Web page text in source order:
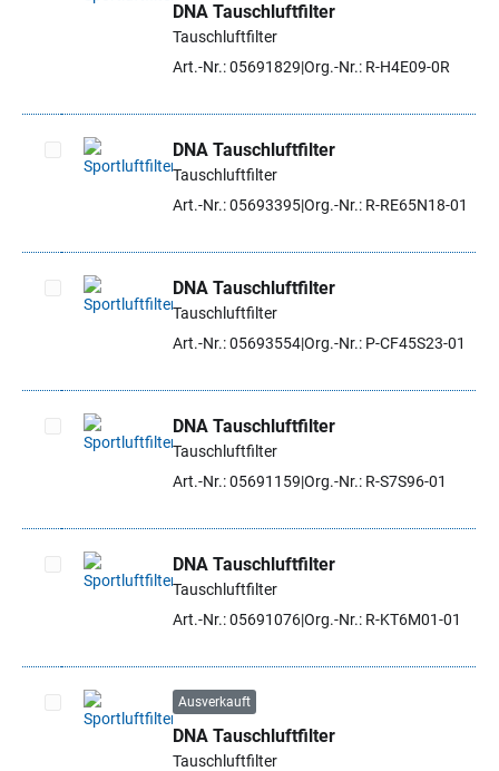
Artikel auswählen
DNA Tauschluftfilter
Tauschluftfilter
Art.-Nr.: 05691829 Org.-Nr.: R-H4E09-0R
Artikel auswählen
DNA Tauschluftfilter
Tauschluftfilter
Art.-Nr.: 05693395Org.-Nr.: R-RE65N18-01
Artikel auswählen
DNA Tauschluftfilter
Tauschluftfilter
Art.-Nr.: 05693554Org.-Nr.: P-CF45S23-01
Artikel auswählen
DNA Tauschluftfilter
Tauschluftfilter
Art.-Nr.: 05691159 Org.-Nr.: R-S7S96-01
Artikel auswählen
DNA Tauschluftfilter
Tauschluftfilter
Art.-Nr.: 05691076Org.-Nr.: R-KT6M01-01
Artikel auswählen
Ausverkauft
DNA Tauschluftfilter
Tauschluftfilter